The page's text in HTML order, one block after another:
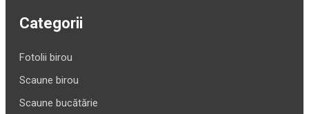
Categorii
Fotolii birou
Scaune birou
Scaune bucătărie